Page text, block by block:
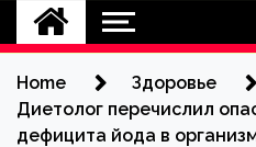
Home
Здоровье
Диетолог перечислил
дефицита йода в